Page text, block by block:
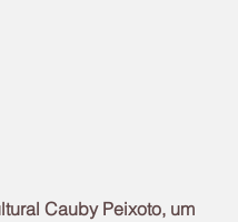
Cauby Peixoto, um